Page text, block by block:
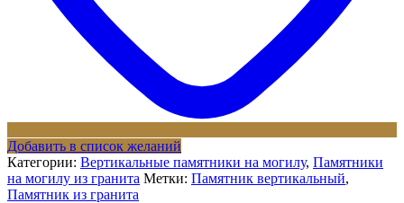
Добавить в список желаний
Категории: Вертикальные памятники на могилу, Памятники
на могилу из гранита Метки: Памятник вертикальный,
Памятник из гранита